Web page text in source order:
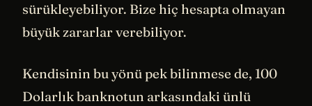
sürükleyebiliyor. Bize hiç hesapta olmayan
büyük zararlar verebiliyor.
Kendisinin bu yönü pek bilinmese de, 100
Dolarlık banknotun arkasındaki ünlü